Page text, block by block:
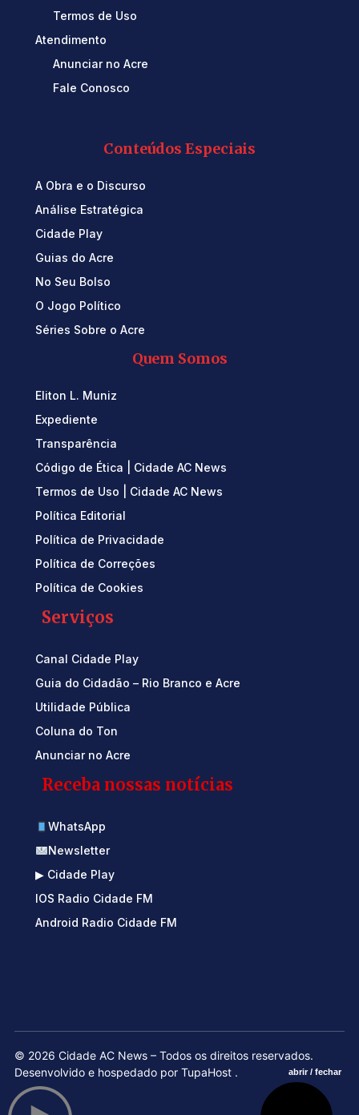
Termos de Uso
Atendimento
Anunciar no Acre
Fale Conosco
Conteúdos Especiais
A Obra e o Discurso
Análise Estratégica
Cidade Play
Guias do Acre
No Seu Bolso
O Jogo Político
Séries Sobre o Acre
Quem Somos
Eliton L. Muniz
Expediente
Transparência
Código de Ética | Cidade AC News
Termos de Uso | Cidade AC News
Política Editorial
Política de Privacidade
Política de Correções
Política de Cookies
Serviços
Canal Cidade Play
Guia do Cidadão – Rio Branco e Acre
Utilidade Pública
Coluna do Ton
Anunciar no Acre
Receba nossas notícias
WhatsApp
Newsletter
▶ Cidade Play
IOS Radio Cidade FM
Android Radio Cidade FM
© 2026 Cidade AC News – Todos os direitos reservados.
Desenvolvido e hospedado por TupaHost . abrir / fechar